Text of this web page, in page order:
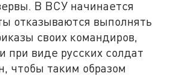
В ВСУ начинается
отказываются выполнять
своих командиров,
при виде русских солдат
чтобы таким образом